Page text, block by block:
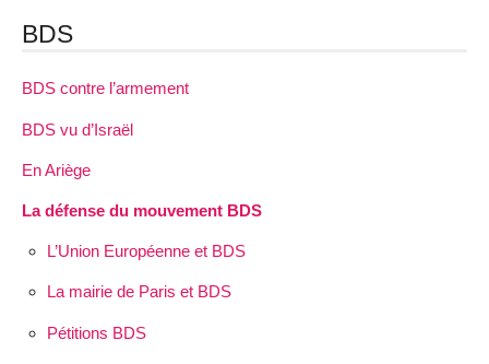
BDS
BDS contre l’armement
BDS vu d’Israël
En Ariège
La défense du mouvement BDS
L’Union Européenne et BDS
La mairie de Paris et BDS
Pétitions BDS